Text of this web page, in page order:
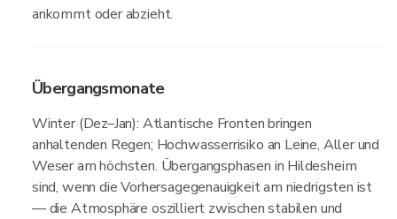
ankommt oder abzieht.
Übergangsmonate
Winter (Dez–Jan): Atlantische Fronten bringen
anhaltenden Regen; Hochwasserrisiko an Leine, Aller und
Weser am höchsten. Übergangsphasen in Hildesheim
sind, wenn die Vorhersagegenauigkeit am niedrigsten ist
— die Atmosphäre oszilliert zwischen stabilen und